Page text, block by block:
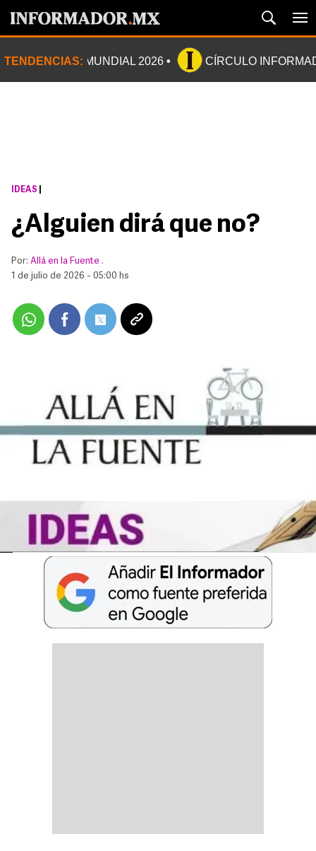
TENDENCIAS: MUNDIAL 2026 CÍRCULO
IDEAS
¿Alguien dirá que no?
Por: Allá en la Fuente .
1 de julio de 2026 - 05:00 hs